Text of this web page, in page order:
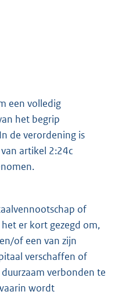
een volledig
het begrip
de verordening is
artikel 2:24c
of
er kort gezegd om,
of een van zijn
verschaffen of
verbonden te
wordt